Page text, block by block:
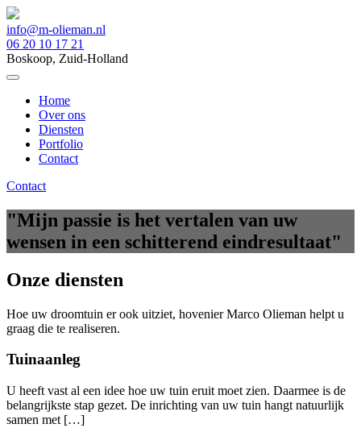
info@m-olieman.nl
06 20 10 17 21
Boskoop, Zuid-Holland
Home
Over ons
Diensten
Portfolio
Contact
Contact
"Mijn passie is het vertalen van uw
wensen in een schitterend eindresultaat"
Onze diensten
Hoe uw droomtuin er ook uitziet, hovenier Marco Olieman helpt u
graag die te realiseren.
Tuinaanleg
U heeft vast al een idee hoe uw tuin eruit moet zien. Daarmee is de
belangrijkste stap gezet. De inrichting van uw tuin hangt natuurlijk
samen met […]